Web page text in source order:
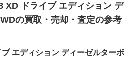
XD ドライブ エディション デ
の買取・売却・査定の参考
エディション ディーゼルターボ